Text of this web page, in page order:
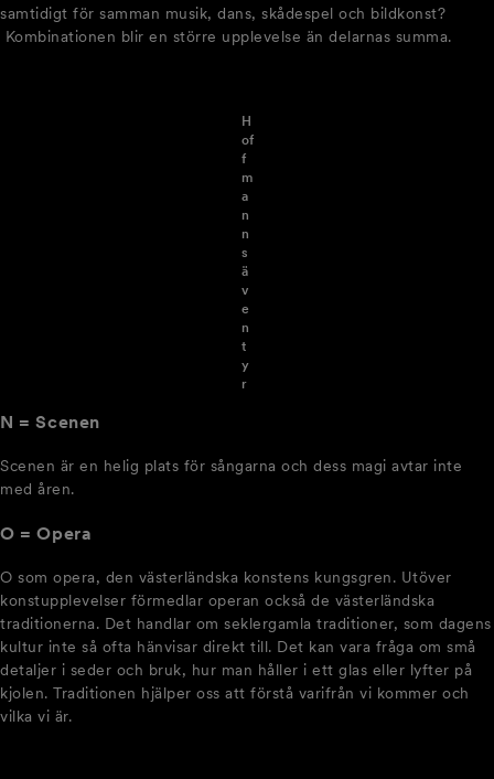
samtidigt för samman musik, dans, skådespel och bildkonst?
Kombinationen blir en större upplevelse än delarnas summa.
H
of
f
m
a
n
n
s
ä
v
e
n
t
y
r
N = Scenen
Scenen är en helig plats för sångarna och dess magi avtar inte
med åren.
O = Opera
O som opera, den västerländska konstens kungsgren. Utöver
konstupplevelser förmedlar operan också de västerländska
traditionerna. Det handlar om seklergamla traditioner, som dagens
kultur inte så ofta hänvisar direkt till. Det kan vara fråga om små
detaljer i seder och bruk, hur man håller i ett glas eller lyfter på
kjolen. Traditionen hjälper oss att förstå varifrån vi kommer och
vilka vi är.